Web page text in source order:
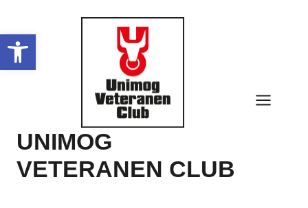
Werkzeugleiste öffnen
springen
UNIMOG
VETERANEN CLUB